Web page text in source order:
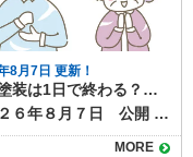
8月7日 更新！
屋根塗装は1日で終わる？工事期間と注意点
２０２６年８月７日 公開 屋根塗装の工事について、「作業は何日かかるのか」「1日で終わるのか」が気になる方も多いでしょう。 たしかに工事期間が短ければうれしいかもしれませんが、きちんと施工できていなければ意味がありませんよね。 結論から言うと、屋根塗装をしっかりと行う場合、1日で完了することはほとんどありません。ここでは、屋根塗装の一般的な工程と日数、1日で終わらせる場合の条件や注意点を解説します。 目次屋根塗装の一般的な工期足場組立高圧洗浄下地処理・補修下塗り中塗り・上塗り仕上げ・点検・足場解体1日で終わる場合の条件無理に1日で終わらせるリスク塗膜の耐久性低下仕上がりのムラ屋根塗装は正しい施工で高品質メンテナンスになります 屋根塗装の一般的な工期 屋根塗装は下地処理から仕上げまで複数工程があり、通常は５〜7日程度かかります。工程は以下の通りです。 足場組立 屋根塗装は高所作業のため、必ず足場を組みます。足場組みは半日～１日で完了します。 高圧洗浄 屋根表面の汚れやコケ、古い塗膜を水圧で洗い落とします。洗浄後はしっかり乾燥させる必要があり、この時点で1日かかります。 下地処理・補修 ひび割れ補修や板金部分のケレン作業など、塗装前の準備を行います。屋根の大きさや劣化の程度によって作業量が異なりますか、およそ半日～１日かけて行います。 下塗り 塗料の密着性を高めるための下塗りを行います。乾燥時間は数時間〜1日必要です。 中塗り・上塗り 色付けと耐久性を高めるため、同じ塗料を2回塗り重ねます。塗り重ねの間にも乾燥時間を取ります。中塗り・上塗りともにしっかり乾燥時間を設けるので、最低でも２日以上はかかります。 仕上げ・点検・足場解体 塗り残しやムラのチェック、清掃などを行って完了です。 1日で終わる場合の条件 前項で見てきたように、屋根塗装の一般的な工程をすべて踏むとすると、１日で作業が終わることはありません。 部分補修のみなど特殊な条件の塗装であれば、1日で作業が終わるケースもあります。 ただし、これらはあくまで例外であり、耐久性や美観を長く保ちたい場合には不向きです。 無理に1日で終わらせるリスク 屋根塗装を早く終わらせたい！と無理やり１日で終わらせると次のようなリスク・デメリットがあります。 塗膜の耐久性低下 乾燥時間を十分に取らないと塗料の性能が発揮できず、剥がれやすくなります。グレードの高い塗料であれば耐久年数は２０年にもなりますが、施工不良によってわずか数年ではがれてきてしまうというケースも。 仕上がりのムラ 急いで塗ることで塗りムラや厚み不足が起こりやすくなります。厚み不足は塗膜が均一でない証拠なので、部分的に早く劣化したり、美観性が損なわれたりする原因になります。 屋根塗装は正しい施工で高品質メンテナンスになります 屋根塗装は品質を守るために、基本的には数日かけて行うのが理想です。1日で終わらせることは可能な場合もありますが、その多くは部分塗装や応急処置に限られます。長持ちする塗装を求めるなら、日数に余裕を持ち、しっかりと工程を踏む業者を選びましょう。 塗り達では、各工程を写真におさめ、正しい施工を遵守しています。高品質な屋根塗装なら塗り達にお任せください！
MORE